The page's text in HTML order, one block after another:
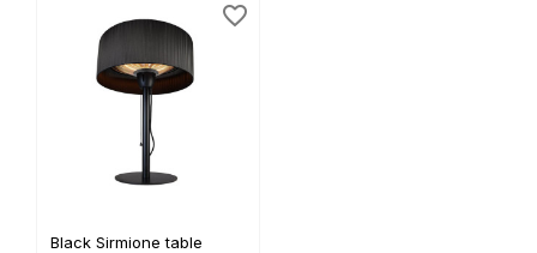
Black Sirmione table
favorite_border